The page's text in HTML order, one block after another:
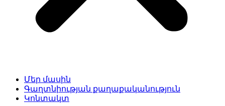
Մեր մասին
Գաղտնիության քաղաքականություն
Կոնտակտ